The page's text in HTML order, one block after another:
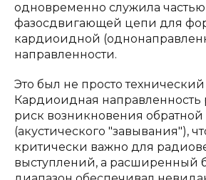
одновременно служила частью
фазосдвигающей цепи для
кардиоидной
направленности.
Это был не просто
Кардиоидная направленность
риск возникновения обратной
(акустического "завывания"),
критически важно для
выступлений, а расширенный